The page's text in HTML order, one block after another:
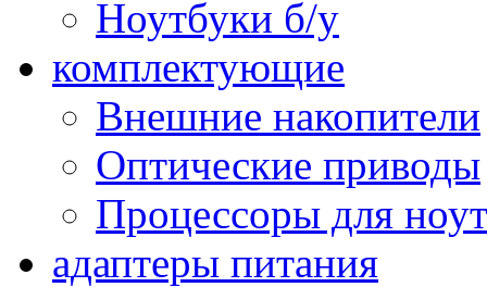
Ноутбуки б/у
комплектующие
Внешние накопители
Оптические приводы
Процессоры для
адаптеры питания